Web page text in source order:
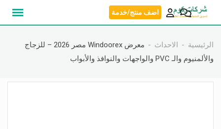
انتقل
اضف منتج/خدمة
الرئيسية الاحداث
معرض Windoorex مصر 2026 – للزجاج
والألمنيوم والـ PVC والواجهات والنوافذ والأبواب